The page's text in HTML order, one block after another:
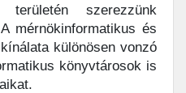
szerezzünk
mérnökinformatikus és
különösen vonzó
könyvtárosok is